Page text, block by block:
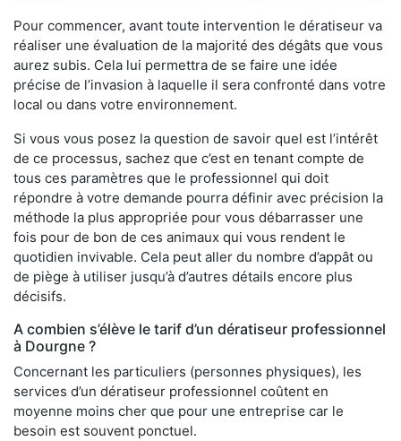
Pour commencer, avant toute intervention le dératiseur va
réaliser une évaluation de la majorité des dégâts que vous
aurez subis. Cela lui permettra de se faire une idée
précise de l’invasion à laquelle il sera confronté dans votre
local ou dans votre environnement.
Si vous vous posez la question de savoir quel est l’intérêt
de ce processus, sachez que c’est en tenant compte de
tous ces paramètres que le professionnel qui doit
répondre à votre demande pourra définir avec précision la
méthode la plus appropriée pour vous débarrasser une
fois pour de bon de ces animaux qui vous rendent le
quotidien invivable. Cela peut aller du nombre d’appât ou
de piège à utiliser jusqu’à d’autres détails encore plus
décisifs.
A combien s’élève le tarif d’un dératiseur professionnel
à Dourgne ?
Concernant les particuliers (personnes physiques), les
services d’un dératiseur professionnel coûtent en
moyenne moins cher que pour une entreprise car le
besoin est souvent ponctuel.